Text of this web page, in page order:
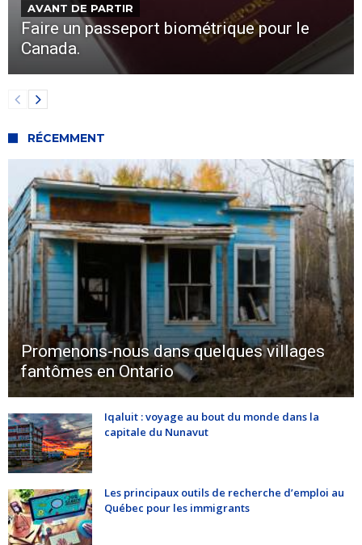
AVANT DE PARTIR
Faire un passeport biométrique pour le
Canada.
RÉCEMMENT
Promenons-nous dans quelques villages
fantômes en Ontario
Iqaluit : voyage au bout du monde dans la
capitale du Nunavut
Les principaux outils de recherche d’emploi au
Québec pour les immigrants